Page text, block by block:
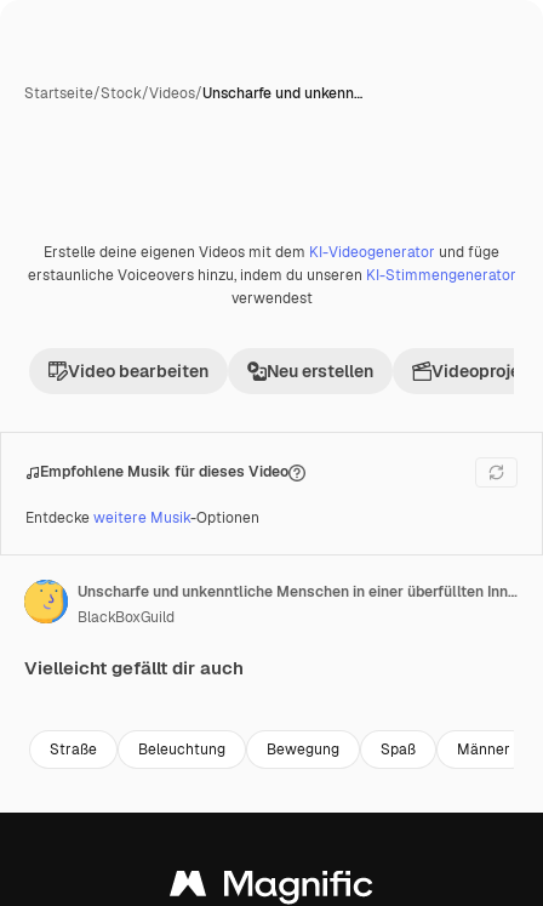
Startseite/Stock/Videos/Unscharfe und unkenn…
Premium
Erstelle deine eigenen Videos mit dem KI-Videogenerator und füge
erstaunliche Voiceovers hinzu, indem du unseren KI-Stimmengenerator
verwendest
Video bearbeiten Neu erstellen Videoprojekt
Empfohlene Musik für dieses Video
Entdeckeweitere Musik-Optionen
Unscharfe und unkenntliche Menschen in einer überfüllten Innenstadt bei einer Partyveranstaltung.
BlackBoxGuild
Vielleicht gefällt dir auch
Straße Beleuchtung Bewegung Spaß Männer